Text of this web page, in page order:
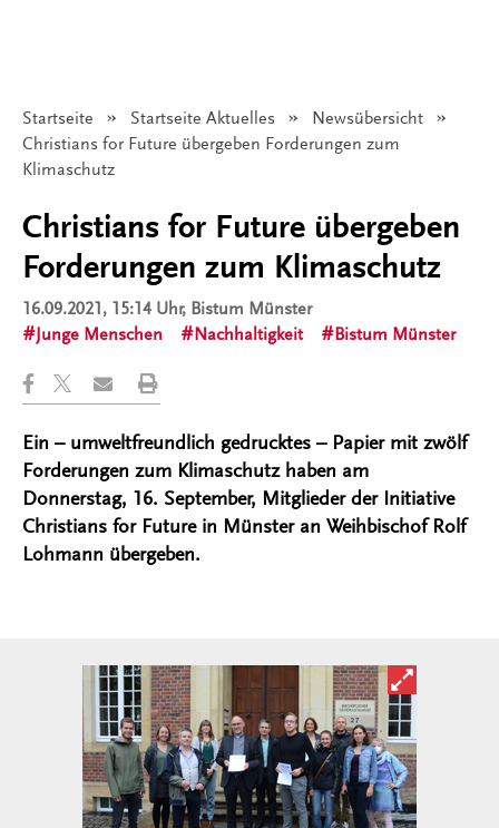
Startseite Startseite Aktuelles
Newsübersicht
Angezeigt:
Christians for Future übergeben Forderungen zum
Klimaschutz
Christians for Future übergeben
Forderungen zum Klimaschutz
16.09.2021, 15:14 Uhr, Bistum Münster
Junge Menschen
Nachhaltigkeit Bistum Münster
Ein – umweltfreundlich gedrucktes – Papier mit zwölf
Forderungen zum Klimaschutz haben am
Donnerstag, 16. September, Mitglieder der Initiative
Christians for Future in Münster an Weihbischof Rolf
Lohmann übergeben.
Bild in